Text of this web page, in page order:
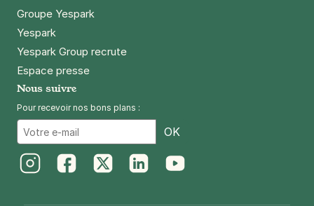
Groupe Yespark
Yespark
Yespark Group recrute
Espace presse
Nous suivre
Pour recevoir nos bons plans :
OK